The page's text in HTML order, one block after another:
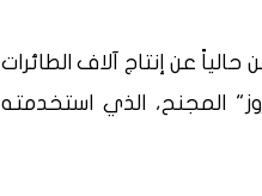
بوينت" تأسست بعد بدء الحرب في عام 2022، وتعلن حالياً عن إنتاج آلاف الطائرات
المجنح، الذي استخدمته